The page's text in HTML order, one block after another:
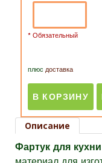
* Обязательный
плюс доставка
Описание
Фартук для